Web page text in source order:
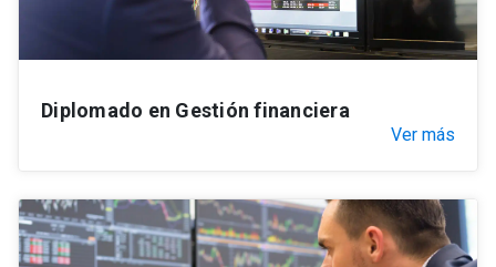
Diplomado en Gestión financiera
Ver más